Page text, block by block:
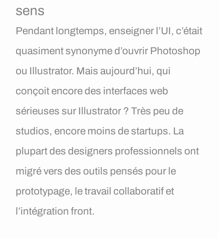
sens
Pendant longtemps, enseigner l’UI, c’était
quasiment synonyme d’ouvrir Photoshop
ou Illustrator. Mais aujourd’hui, qui
conçoit encore des interfaces web
sérieuses sur Illustrator ? Très peu de
studios, encore moins de startups. La
plupart des designers professionnels ont
migré vers des outils pensés pour le
prototypage, le travail collaboratif et
l’intégration front.